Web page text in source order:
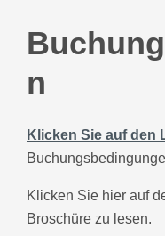
n
Klicken Sie auf den
Klicken Sie hier auf
Broschüre zu lesen.